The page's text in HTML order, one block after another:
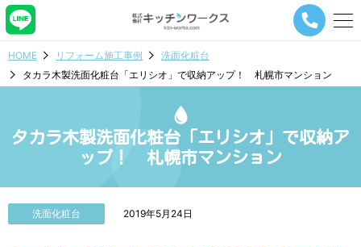
メ
ナ
ー
シ
ボ
HOME リフォーム施工事例
洗面化粧台
タカラ木製洗面化粧台「エリシオ」で収納アップ！ 札幌市マンション
タカラ木製洗面化粧台「エリシオ」で収納ア
ップ！ 札幌市マンション
洗面化粧台 2019年5月24日